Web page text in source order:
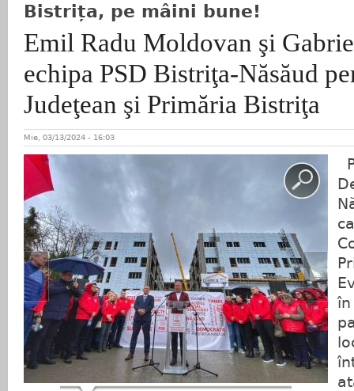
Bistrița, pe mâini bune!
Emil Radu Moldovan şi
echipa PSD Bistriţa-Năsăud
Judeţean şi Primăria Bistriţa
Mie, 03/13/2024 - 16:03
în